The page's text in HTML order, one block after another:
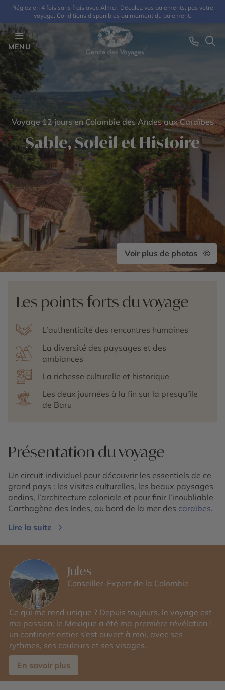
Réglez en 4 fois sans frais avec Alma : Décalez vos paiements, pas votre
voyage. Conditions disponibles au moment du paiement.
MENU
Voyage 12 jours en Colombie des Andes aux Caraïbes
Sable, Soleil et Histoire
Voir plus de photos
Les points forts du voyage
L’authenticité des rencontres humaines
La diversité des paysages et des
ambiances
La richesse culturelle et historique
Les deux journées à la fin sur la presqu'île
de Baru
Présentation du voyage
Un circuit individuel pour découvrir les essentiels de ce
grand pays : les visites culturelles, les beaux paysages
andins, l’architecture coloniale et pour finir l’inoubliable
Carthagène des Indes, au bord de la mer des caraïbes.
Lire la suite
Jules
Conseiller-Expert de la Colombie
Ce qui me rend unique ? Depuis toujours, le voyage est
ma passion; le Mexique a été ma première révélation :
un continent entier s’est ouvert à moi, avec ses
rythmes, ses couleurs et ses visages.
En savoir plus